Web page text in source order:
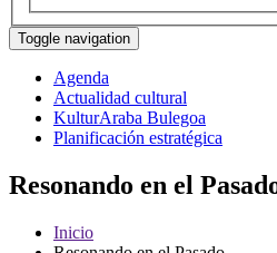
Toggle navigation
Agenda
Actualidad cultural
KulturAraba Bulegoa
Planificación estratégica
Resonando en el
Inicio